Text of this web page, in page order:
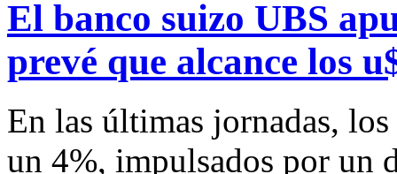
El banco suizo UBS
prevé que alcance los
En las últimas jornadas,
un 4%, impulsados por un